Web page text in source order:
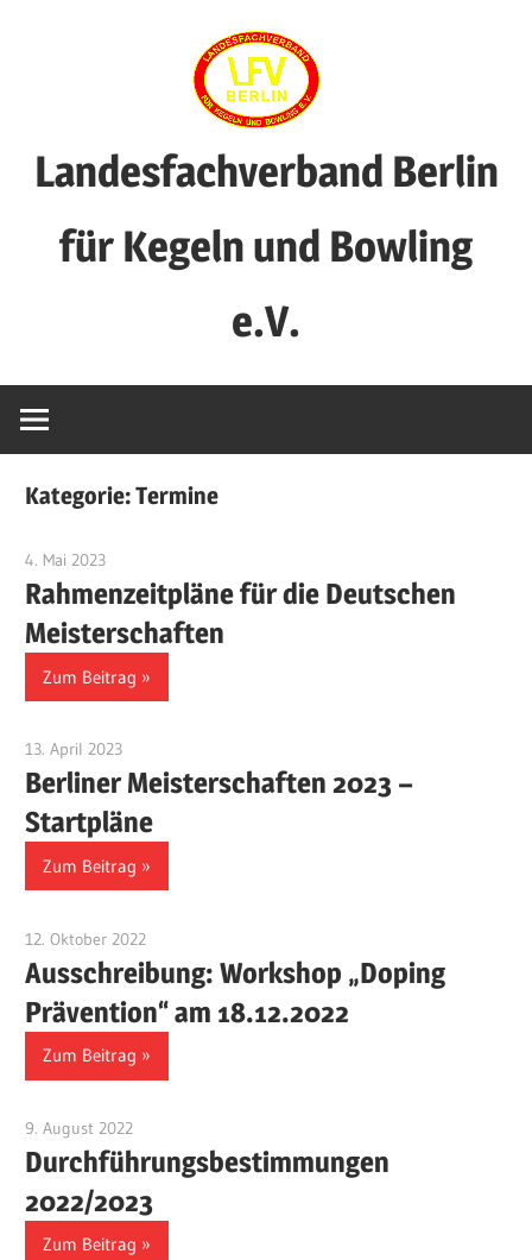
Landesfachverband Berlin
für Kegeln und Bowling
e.V.
Kategorie:Termine
4. Mai 2023
Rahmenzeitpläne für die Deutschen
Meisterschaften
Zum Beitrag
13. April 2023
Berliner Meisterschaften 2023 –
Startpläne
Zum Beitrag
12. Oktober 2022
Ausschreibung: Workshop „Doping
Prävention“ am 18.12.2022
Zum Beitrag
9. August 2022
Durchführungsbestimmungen
2022/2023
Zum Beitrag